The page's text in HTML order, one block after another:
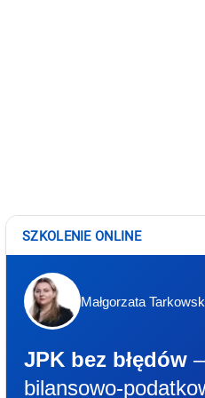
SZKOLENIE ONLINE
Małgorzata
JPK bez błędów
bilansowo-